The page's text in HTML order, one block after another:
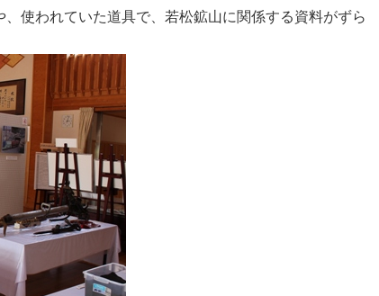
使われていた道具で、若松鉱山に関係する資料がずら